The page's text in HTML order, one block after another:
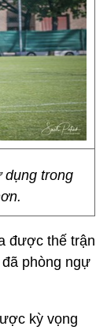
dụng trong
được thế trận
phòng ngự
kỳ vọng